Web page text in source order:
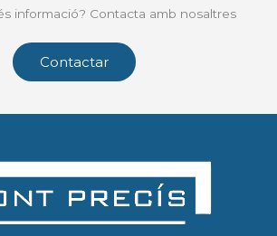
informació? Contacta amb nosaltres
Contactar